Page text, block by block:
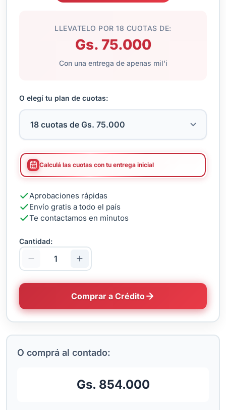
LLEVATELO POR 18 CUOTAS DE:
Gs. 75.000
Con una entrega de apenas mil'i
O elegí tu plan de cuotas:
Calculá las cuotas con tu entrega inicial
Aprobaciones rápidas
Envío gratis a todo el país
Te contactamos en minutos
Cantidad:
Comprar a Crédito
O comprá al contado:
Gs. 854.000